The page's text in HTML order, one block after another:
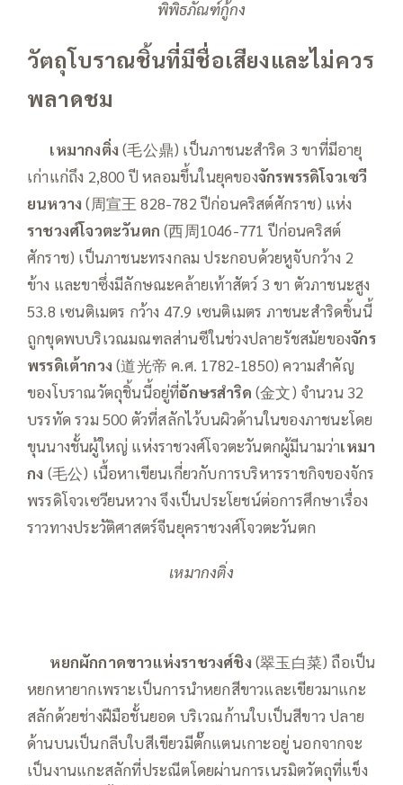
พิพิธภัณฑ์กู้กง
วัตถุโบราณชิ้นที่มีชื่อเสียงและไม่ควร
พลาดชม
เหมากงติ่ง (毛公鼎) เป็นภาชนะสำริด 3 ขาที่มีอายุ
เก่าแก่ถึง 2,800 ปี หลอมขึ้นในยุคของจักรพรรดิโจวเซวี
ยนหวาง(周宣王 828-782 ปีก่อนคริสต์ศักราช) แห่ง
ราชวงศ์โจวตะวันตก (西周1046-771 ปีก่อนคริสต์
ศักราช) เป็นภาชนะทรงกลม ประกอบด้วยหูจับกว้าง 2
ข้าง และขาซึ่งมีลักษณะคล้ายเท้าสัตว์ 3 ขา ตัวภาชนะสูง
53.8 เซนติเมตร กว้าง 47.9 เซนติเมตร ภาชนะสำริดชิ้นนี้
ถูกขุดพบบริเวณมณฑลส่านซีในช่วงปลายรัชสมัยของจักร
พรรดิเต้ากวง (道光帝 ค.ศ. 1782-1850) ความสำคัญ
ของโบราณวัตถุชิ้นนี้อยู่ที่อักษรสำริด (金文) จำนวน 32
บรรทัด รวม 500 ตัวที่สลักไว้บนผิวด้านในของภาชนะโดย
ขุนนางชั้นผู้ใหญ่ แห่งราชวงศ์โจวตะวันตกผู้มีนามว่าเหมา
กง (毛公) เนื้อหาเขียนเกี่ยวกับการบริหารราชกิจของจักร
พรรดิโจวเซวียนหวาง จึงเป็นประโยชน์ต่อการศึกษาเรื่อง
ราวทางประวัติศาสตร์จีนยุคราชวงศ์โจวตะวันตก
เหมากงติ่ง
หยกผักกาดขาวแห่งราชวงศ์ชิง (翠玉白菜) ถือเป็น
หยกหายากเพราะเป็นการนำหยกสีขาวและเขียวมาแกะ
สลักด้วยช่างฝีมือชั้นยอด บริเวณก้านใบเป็นสีขาว ปลาย
ด้านบนเป็นกลีบใบสีเขียวมีตั๊กแตนเกาะอยู่ นอกจากจะ
เป็นงานแกะสลักที่ประณีตโดยผ่านการเนรมิตวัตถุที่แข็ง